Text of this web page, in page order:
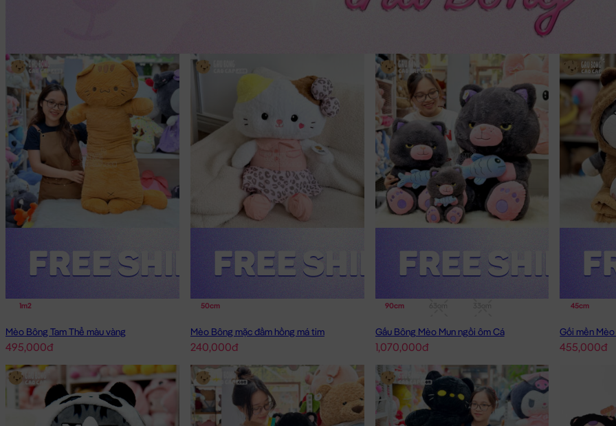
1m2
Mèo Bông Tam Thể màu vàng
495,000đ
50cm
Mèo Bông mặc đầm hồng má tim
240,000đ
90cm
Gấu Bông Mèo Mun ngồi ôm Cá
1,070,000đ
45cm
455,000đ